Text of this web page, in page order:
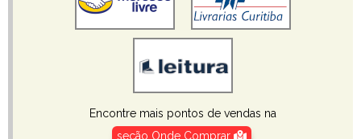
Encontre mais pontos de vendas na
seção Onde Comprar
.